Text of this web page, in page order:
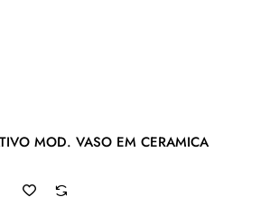
MOD. VASO EM CERAMICA